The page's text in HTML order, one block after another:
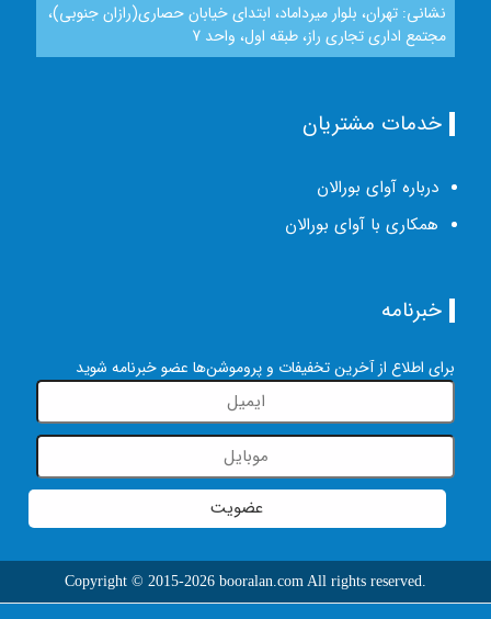
نشانی: تهران، بلوار میرداماد، ابتدای خیابان حصاری(رازان جنوبی)،
مجتمع اداری تجاری راز، طبقه اول، واحد 7
خدمات مشتریان
درباره آوای بورالان
همکاری با آوای بورالان
خبرنامه
برای اطلاع از آخرین تخفیفات و پروموشن‌ها عضو خبرنامه شوید
عضویت
Copyright © 2015-2026 booralan.com All rights reserved.